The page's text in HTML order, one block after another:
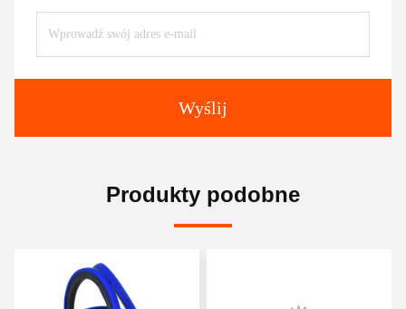
Wyślij
Produkty podobne